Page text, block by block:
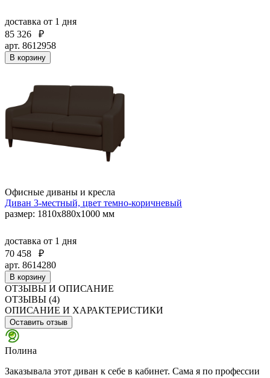
доставка от 1 дня
85 326
₽
арт. 8612958
В корзину
Офисные диваны и кресла
Диван 3-местный, цвет темно-коричневый
размер: 1810х880х1000 мм
доставка от 1 дня
70 458
₽
арт. 8614280
В корзину
ОТЗЫВЫ И ОПИСАНИЕ
ОТЗЫВЫ (4)
ОПИСАНИЕ И ХАРАКТЕРИСТИКИ
Оставить отзыв
Полина
Заказывала этот диван к себе в кабинет. Сама я по профессии